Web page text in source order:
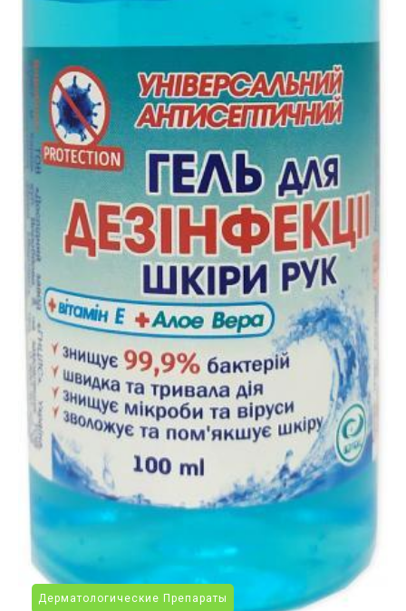
Дерматологические Препараты